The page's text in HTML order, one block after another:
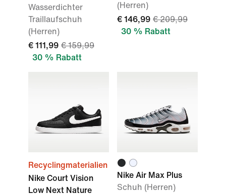
Wasserdichter
Traillaufschuh
(Herren)
€ 111,99 € 159,99
30 % Rabatt
(Herren)
€ 146,99 € 209,99
30 % Rabatt
Recyclingmaterialien
Nike Court Vision
Low Next Nature
Nike Air Max Plus
Schuh (Herren)